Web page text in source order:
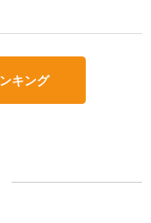
キング